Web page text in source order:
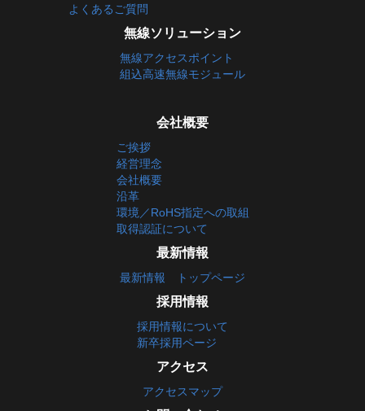
よくあるご質問
無線ソリューション
無線アクセスポイント
組込高速無線モジュール
会社概要
ご挨拶
経営理念
会社概要
沿革
環境／RoHS指定への取組
取得認証について
最新情報
最新情報 トップページ
採用情報
採用情報について
新卒採用ページ
アクセス
アクセスマップ